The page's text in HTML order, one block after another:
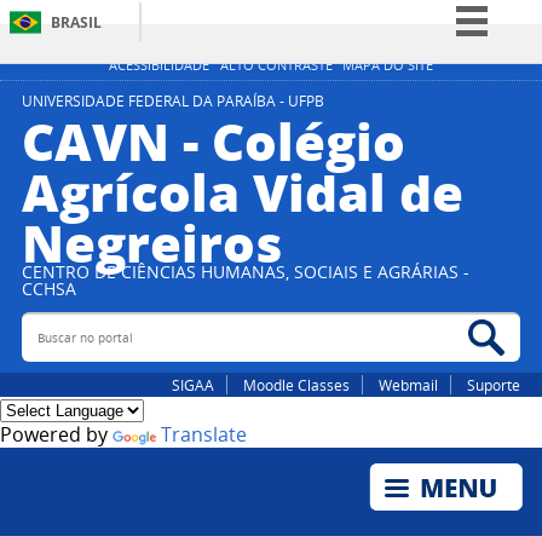
ACESSIBILIDADE ALTO CONTRASTE MAPA DO SITE
BRASIL
Simplifique!
Participe
Acesso à informação
Legislação
UNIVERSIDADE FEDERAL DA PARAÍBA - UFPB
CAVN - Colégio
Agrícola Vidal de
Negreiros
CENTRO DE CIÊNCIAS HUMANAS, SOCIAIS E AGRÁRIAS -
CCHSA
Buscar no portal
SIGAA Moodle Classes Webmail Suporte
Powered by Translate